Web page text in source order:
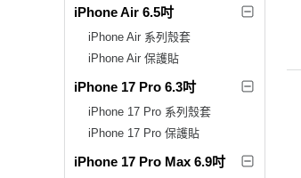
iPhone Air 6.5吋
iPhone Air 系列殼套
iPhone Air 保護貼
iPhone 17 Pro 6.3吋
iPhone 17 Pro 系列殼套
iPhone 17 Pro 保護貼
iPhone 17 Pro Max 6.9吋